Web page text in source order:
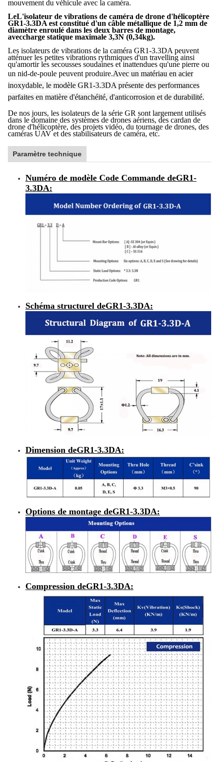
mouvement du véhicule avec la caméra.
LeL'isolateur de vibrations de caméra de drone d'hélicoptère
GR1-3.3DA est constitué d'un câble métallique de 1,2 mm de
diamètre enroulé dans les deux barres de montage,
aveccharge statique maximale 3,3N (0,34kg).
Les isolateurs de vibrations de la caméra GR1-3.3DA peuvent
atténuer les petites vibrations rythmiques d'un travelling ainsi
qu'amortir les secousses soudaines et inattendues qu'une pierre ou
un nid-de-poule peuvent produire.Avec un matériau en acier
inoxydable, le modèle GR1-3.3DA présente des performances
parfaites en matière d'étanchéité, d'anticorrosion et de durabilité.
De nos jours, les isolateurs de la série GR sont largement utilisés
dans le domaine des systèmes de drones aériens, des cardan de
drone d'hélicoptère, des projets vidéo, du tournage de drones, des
caméras UAV et des stabilisateurs de caméra, etc.
Paramètre technique
Numéro de modèle Code Commande deGR1-
3.3DA:
Schéma structurel deGR1-3.3DA:
Dimension deGR1-3.3DA:
Options de montage deGR1-3.3DA:
Compression deGR1-3.3DA: